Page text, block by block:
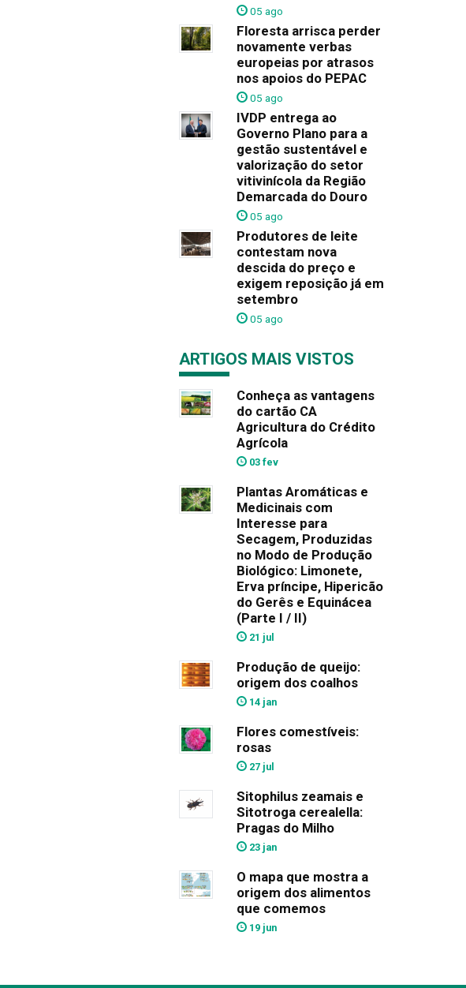
05 ago
Floresta arrisca perder
novamente verbas
europeias por atrasos
nos apoios do PEPAC
05 ago
IVDP entrega ao
Governo Plano para a
gestão sustentável e
valorização do setor
vitivinícola da Região
Demarcada do Douro
05 ago
Produtores de leite
contestam nova
descida do preço e
exigem reposição já em
setembro
05 ago
ARTIGOS MAIS VISTOS
Conheça as vantagens
do cartão CA
Agricultura do Crédito
Agrícola
03 fev
Plantas Aromáticas e
Medicinais com
Interesse para
Secagem, Produzidas
no Modo de Produção
Biológico: Limonete,
Erva príncipe, Hipericão
do Gerês e Equinácea
(Parte I / II)
21 jul
Produção de queijo:
origem dos coalhos
14 jan
Flores comestíveis:
rosas
27 jul
Sitophilus zeamais e
Sitotroga cerealella:
Pragas do Milho
23 jan
O mapa que mostra a
origem dos alimentos
que comemos
19 jun